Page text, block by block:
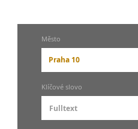
Město
Praha 10
-- vyberte město --
Klíčové slovo